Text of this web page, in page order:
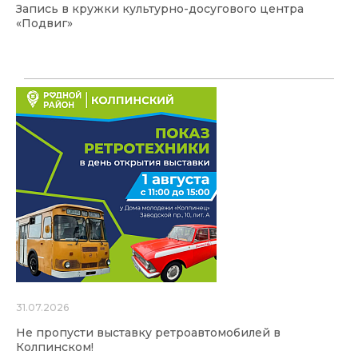
Запись в кружки культурно-досугового центра
«Подвиг»
31.07.2026
Не пропусти выставку ретроавтомобилей в
Колпинском!